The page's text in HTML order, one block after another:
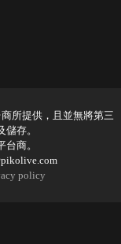
所提供，且並無將第三
存。
商。
policy